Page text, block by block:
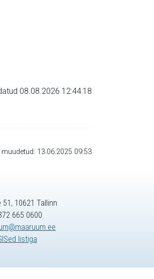
08.08.2026 12:44:18
13.06.2025 09:53
10621 Tallinn
665 0600
listiga